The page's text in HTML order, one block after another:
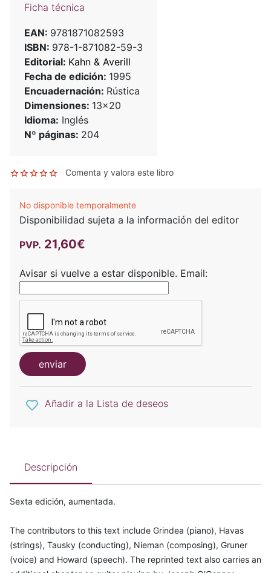
Ficha técnica
EAN: 9781871082593
ISBN: 978-1-871082-59-3
Editorial: Kahn & Averill
Fecha de edición: 1995
Encuadernación: Rústica
Dimensiones: 13x20
Idioma: Inglés
Nº páginas: 204
Comenta y valora este libro
No disponible temporalmente
Disponibilidad sujeta a la información del editor
PVP. 21,60€
Avisar si vuelve a estar disponible. Email:
enviar
Añadir a la Lista de deseos
Descripción
Sexta edición, aumentada.
The contributors to this text include Grindea (piano), Havas
(strings), Tausky (conducting), Nieman (composing), Gruner
(voice) and Howard (speech). The reprinted text also carries an